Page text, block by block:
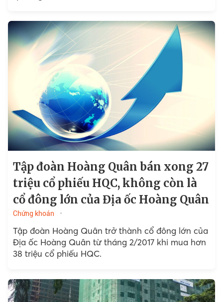
Tập đoàn Hoàng Quân bán xong 27
triệu cổ phiếu HQC, không còn là
cổ đông lớn của Địa ốc Hoàng Quân
Chứng khoán
Tập đoàn Hoàng Quân trở thành cổ đông lớn của
Địa ốc Hoàng Quân từ tháng 2/2017 khi mua hơn
38 triệu cổ phiếu HQC.